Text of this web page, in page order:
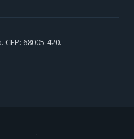
68005-420.